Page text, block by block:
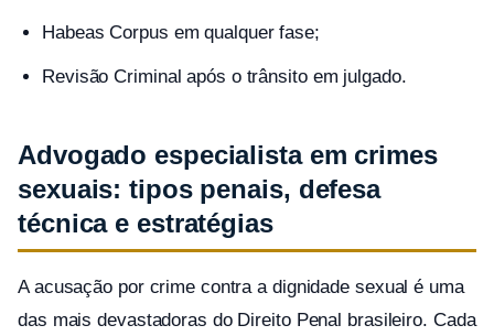
Habeas Corpus em qualquer fase;
Revisão Criminal após o trânsito em julgado.
Advogado especialista em crimes
sexuais: tipos penais, defesa
técnica e estratégias
A acusação por crime contra a dignidade sexual é uma
das mais devastadoras do Direito Penal brasileiro. Cada